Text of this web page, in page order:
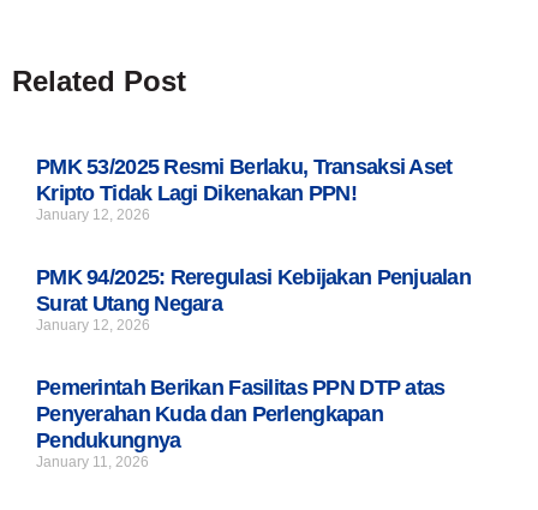
Related Post
PMK 53/2025 Resmi Berlaku, Transaksi Aset
Kripto Tidak Lagi Dikenakan PPN!
January 12, 2026
PMK 94/2025: Reregulasi Kebijakan Penjualan
Surat Utang Negara
January 12, 2026
Pemerintah Berikan Fasilitas PPN DTP atas
Penyerahan Kuda dan Perlengkapan
Pendukungnya
January 11, 2026